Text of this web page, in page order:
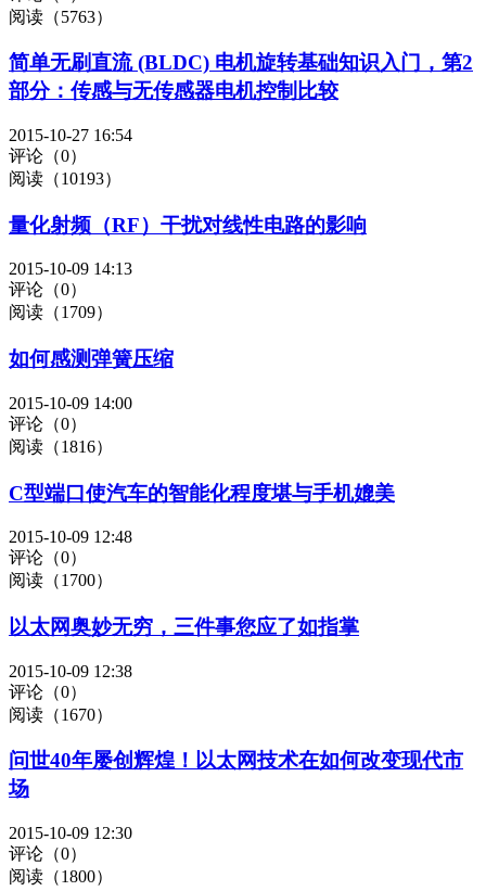
阅读（5763）
简单无刷直流 (BLDC) 电机旋转基础知识入门，第2
部分：传感与无传感器电机控制比较
2015-10-27 16:54
评论（0）
阅读（10193）
量化射频（RF）干扰对线性电路的影响
2015-10-09 14:13
评论（0）
阅读（1709）
如何感测弹簧压缩
2015-10-09 14:00
评论（0）
阅读（1816）
C型端口使汽车的智能化程度堪与手机媲美
2015-10-09 12:48
评论（0）
阅读（1700）
以太网奥妙无穷，三件事您应了如指掌
2015-10-09 12:38
评论（0）
阅读（1670）
问世40年屡创辉煌！以太网技术在如何改变现代市
场
2015-10-09 12:30
评论（0）
阅读（1800）